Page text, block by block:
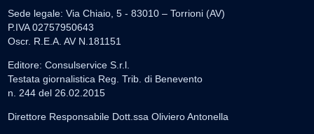
Sede legale: Via Chiaio, 5 - 83010 – Torrioni (AV)
P.IVA 02757950643
Oscr. R.E.A. AV N.181151
Editore: Consulservice S.r.l.
Testata giornalistica Reg. Trib. di Benevento
n. 244 del 26.02.2015
Direttore Responsabile Dott.ssa Oliviero Antonella